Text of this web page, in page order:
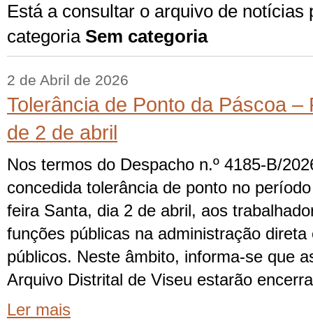
Está a consultar o arquivo de notícias
categoria Sem categoria
2 de Abril de 2026
Tolerância de Ponto da Páscoa –
de 2 de abril
Nos termos do Despacho n.º 4185-B/
concedida tolerância de ponto no
feira Santa, dia 2 de abril, aos
funções públicas na administração
públicos. Neste âmbito, informa-se que
Arquivo Distrital de Viseu estarão
Ler mais